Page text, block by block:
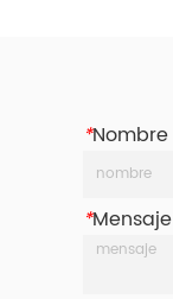
*Nombre
*Mensaje